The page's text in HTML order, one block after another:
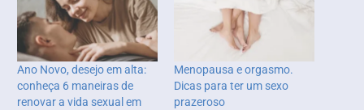
Ano Novo, desejo em alta:
conheça 6 maneiras de
renovar a vida sexual em
Menopausa e orgasmo.
Dicas para ter um sexo
prazeroso